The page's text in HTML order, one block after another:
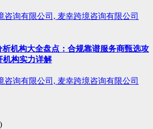
咨询有限公司, 麦幸跨境咨询有限公司
析机构大全盘点：合规靠谱服务商甄选攻
机构实力详解
咨询有限公司, 麦幸跨境咨询有限公司